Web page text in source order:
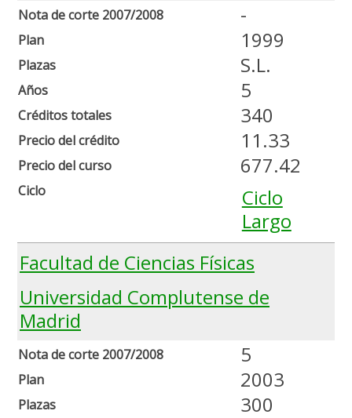
Nota de corte 2007/2008
Plan
Plazas
Años
Créditos totales
Precio del crédito
Precio del curso
Ciclo
-
1999
S.L.
5
340
11.33
677.42
Ciclo
Largo
Facultad de Ciencias Físicas
Universidad Complutense de
Madrid
Nota de corte 2007/2008
Plan
Plazas
5
2003
300